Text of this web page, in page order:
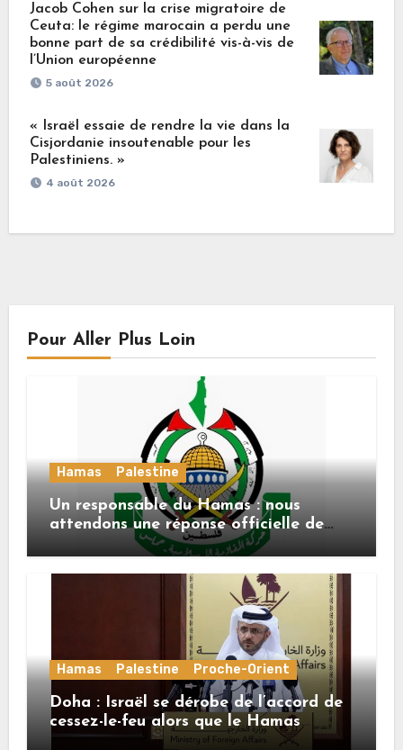
Jacob Cohen sur la crise migratoire de
Ceuta: le régime marocain a perdu une
bonne part de sa crédibilité vis-à-vis de
l’Union européenne
5 août 2026
« Israël essaie de rendre la vie dans la
Cisjordanie insoutenable pour les
Palestiniens. »
4 août 2026
Pour Aller Plus Loin
Hamas Palestine
Un responsable du Hamas : nous
attendons une réponse officielle de
Mladenov concernant la feuille de
route de la deuxième phase de l’accord
Hamas Palestine Proche-Orient
Doha : Israël se dérobe de l’accord de
cessez-le-feu alors que le Hamas
honore ses engagements